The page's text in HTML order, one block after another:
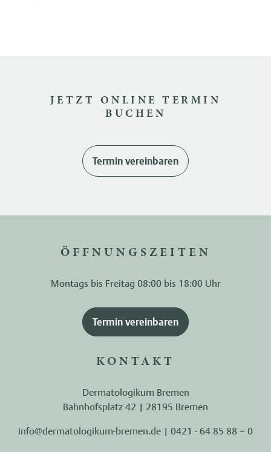
JETZT ONLINE TERMIN
BUCHEN
Termin vereinbaren
ÖFFNUNGSZEITEN
Montags bis Freitag 08:00 bis 18:00 Uhr
Termin vereinbaren
KONTAKT
Dermatologikum Bremen
Bahnhofsplatz 42 | 28195 Bremen
info@dermatologikum-bremen.de | 0421 - 64 85 88 – 0